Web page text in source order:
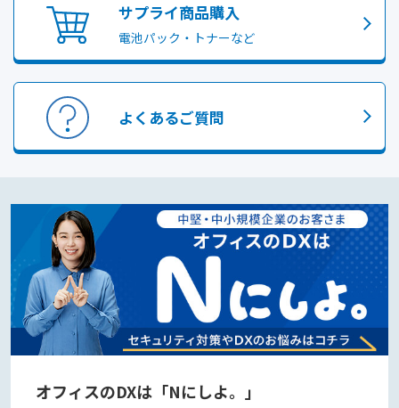
サプライ商品購入
電池パック・トナーなど
よくあるご質問
オフィスのDXは「Nにしよ。」